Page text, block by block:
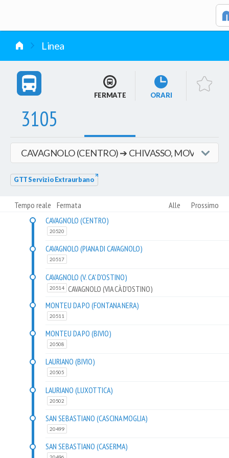
Linea
3105
FERMATE ORARI
GTT Servizio Extraurbano
Tempo reale Fermata Alle
Prossimo
CAVAGNOLO (CENTRO)
20520
CAVAGNOLO (PIANA DI CAVAGNOLO)
20517
CAVAGNOLO (V. CA' D'OSTINO)
20514
CAVAGNOLO (VIA CÀ D'OSTINO)
MONTEU DA PO (FONTANA NERA)
20511
MONTEU DA PO (BIVIO)
20508
LAURIANO (BIVIO)
20505
LAURIANO (LUXOTTICA)
20502
SAN SEBASTIANO (CASCINA MOGLIA)
20499
SAN SEBASTIANO (CASERMA)